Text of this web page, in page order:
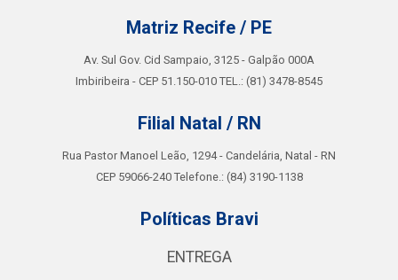
Matriz Recife / PE
Av. Sul Gov. Cid Sampaio, 3125 - Galpão 000A
Imbiribeira - CEP 51.150-010 TEL.: (81) 3478-8545
Filial Natal / RN
Rua Pastor Manoel Leão, 1294 - Candelária, Natal - RN
CEP 59066-240 Telefone.: (84) 3190-1138
Políticas Bravi
ENTREGA